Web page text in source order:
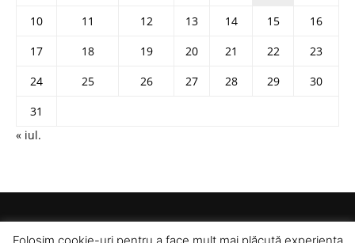
10
11 12 13 14 15
16
17
18 19 20 21 22
23
24
25 26 27 28 29
30
31
« iul.